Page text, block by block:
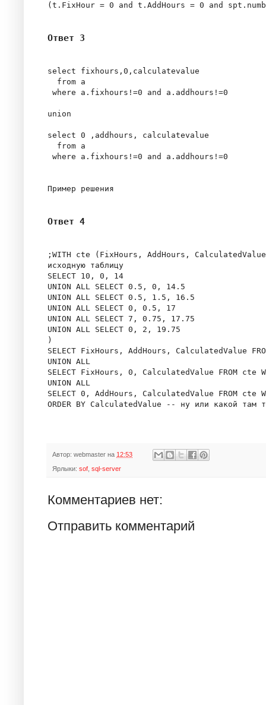
Ответ 3
select fixhours,0,calculatevalue
  from a
where a.fixhours!=0 and a.addhours!=0
union
select 0 ,addhours, calculatevalue
  from a
where a.fixhours!=0 and a.addhours!=0
Ответ 4
;WITH cte (FixHours, AddHours,
исходную таблицу
SELECT 10, 0, 14
UNION ALL SELECT 0.5, 0, 14.5
UNION ALL SELECT 0.5, 1.5, 16.5
UNION ALL SELECT 0, 0.5, 17
UNION ALL SELECT 7, 0.75, 17.75
UNION ALL SELECT 0, 2, 19.75
)
SELECT FixHours, AddHours, CalculatedValue
UNION ALL
SELECT FixHours, 0, CalculatedValue FROM cte
UNION ALL
SELECT 0, AddHours, CalculatedValue FROM cte
Автор: webmaster на 12:53
Ярлыки: sof, sql-server
Комментариев нет:
Отправить комментарий